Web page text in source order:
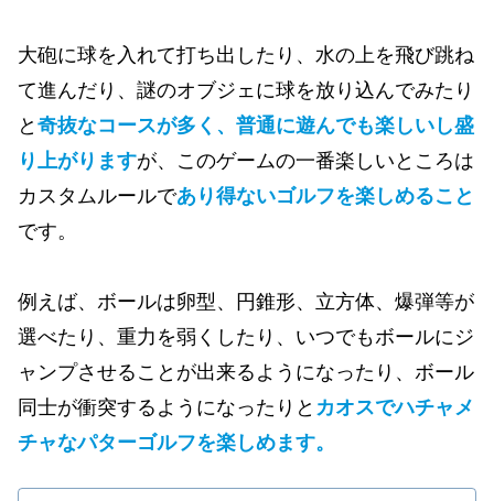
大砲に球を入れて打ち出したり、水の上を飛び跳ね
て進んだり、謎のオブジェに球を放り込んでみたり
と 奇抜なコースが多く、普通に遊んでも楽しいし盛
り上がりますが、このゲームの一番楽しいところは
カスタムルールであり得ないゴルフを楽しめること
です。
例えば、ボールは卵型、円錐形、立方体、爆弾等が
選べたり、重力を弱くしたり、いつでもボールにジ
ャンプさせることが出来るようになったり、ボール
同士が衝突するようになったりと カオスでハチャメ
チャなパターゴルフを楽しめます。